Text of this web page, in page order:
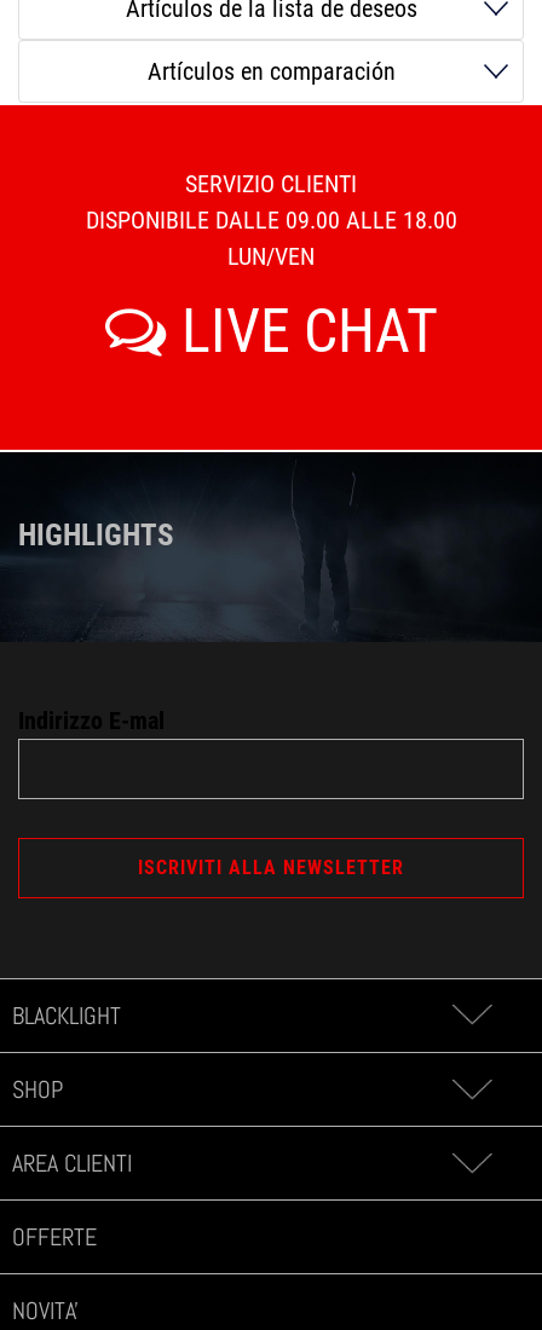
Artículos de la lista de deseos
Artículos en comparación
SERVIZIO CLIENTI
DISPONIBILE DALLE 09.00 ALLE 18.00
LUN/VEN
LIVE CHAT
HIGHLIGHTS
Indirizzo E-mal
BLACKLIGHT
SHOP
AREA CLIENTI
OFFERTE
NOVITA'